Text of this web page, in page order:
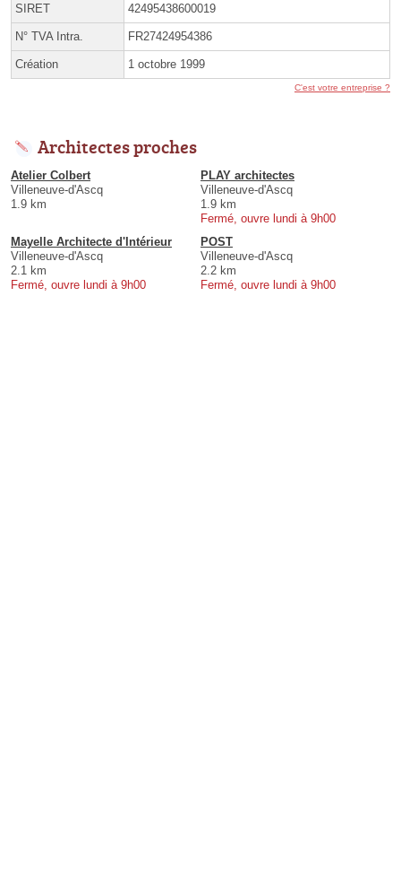
SIRET 42495438600019
N° TVA Intra. FR27424954386
Création 1 octobre 1999
C'est votre entreprise ?
Architectes proches
Atelier Colbert
Villeneuve-d'Ascq
1.9 km
PLAY architectes
Villeneuve-d'Ascq
1.9 km
Fermé, ouvre lundi à 9h00
Mayelle Architecte d'Intérieur
Villeneuve-d'Ascq
2.1 km
Fermé, ouvre lundi à 9h00
POST
Villeneuve-d'Ascq
2.2 km
Fermé, ouvre lundi à 9h00